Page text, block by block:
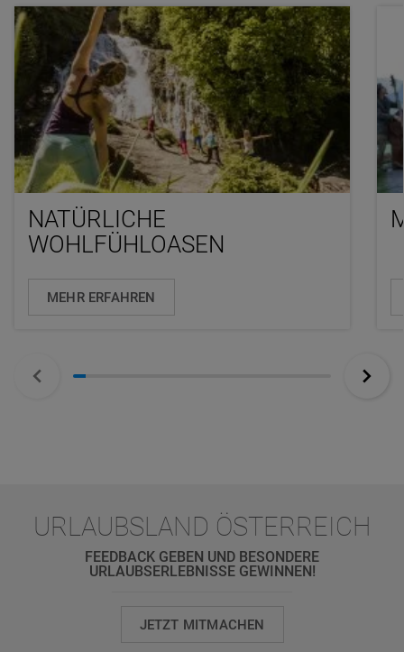
NATÜRLICHE
WOHLFÜHLOASEN
MEHR ERFAHREN
URLAUBSLAND ÖSTERREICH
FEEDBACK GEBEN UND BESONDERE
URLAUBSERLEBNISSE GEWINNEN!
JETZT MITMACHEN